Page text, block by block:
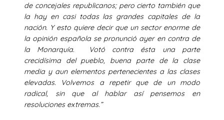
de concejales republicanos; pero cierto también que
la hay en casi todas las grandes capitales de la
nación. Y esto quiere decir que un sector enorme de
la opinión española se pronunció ayer en contra de
la Monarquía. Votó contra ésta una parte
crecidísima del pueblo, buena parte de la clase
media y aun elementos pertenecientes a las clases
elevadas. Volvemos a repetir que de un modo
radical, sin que al hablar así pensemos en
resoluciones extremas.”